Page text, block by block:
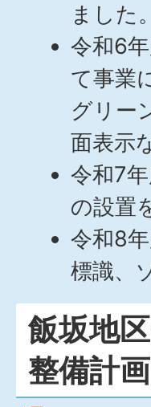
ました。
令和6
て事業
グリー
面表示
令和7
の設置
令和8
標識、
飯坂地
整備計画